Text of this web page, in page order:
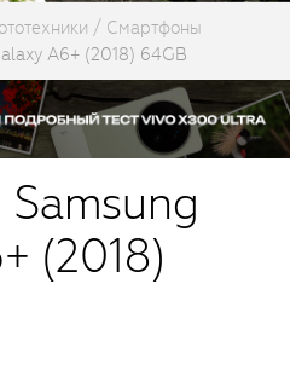
Смартфоны
A6+ (2018) 64GB
(2018)